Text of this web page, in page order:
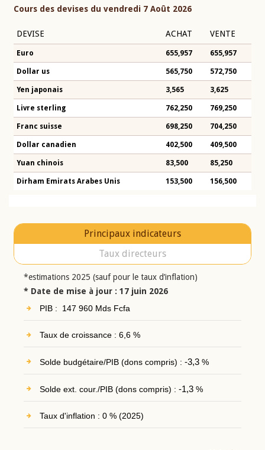
Cours des devises du vendredi 7 Août 2026
DEVISE ACHAT VENTE
Euro 655,957 655,957
Dollar us 565,750 572,750
Yen japonais 3,565 3,625
Livre sterling 762,250 769,250
Franc suisse 698,250 704,250
Dollar canadien 402,500 409,500
Yuan chinois 83,500 85,250
Dirham Emirats Arabes Unis 153,500 156,500
Principaux indicateurs
Taux directeurs
*estimations 2025 (sauf pour le taux d’inflation)
* Date de mise à jour : 17 juin 2026
PIB : 147 960 Mds Fcfa
Taux de croissance : 6,6 %
Solde budgétaire/PIB (dons compris) : -3,3%
Solde ext. cour./PIB (dons compris) : -1,3%
Taux d'inflation : 0 % (2025)